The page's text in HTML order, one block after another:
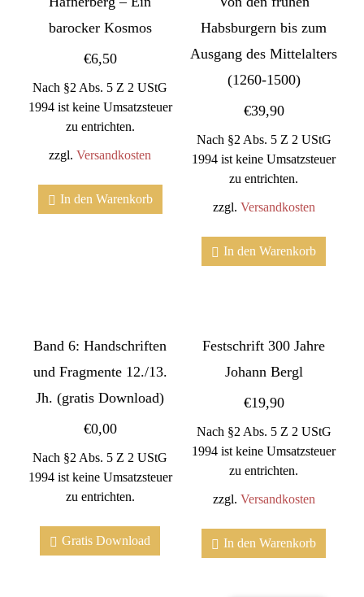
barocker Kosmos
€6,50
Nach §2 Abs. 5 Z 2 UStG
1994 ist keine Umsatzsteuer
zu entrichten.
zzgl.Versandkosten
In den Warenkorb
Habsburgern bis zum
Ausgang des Mittelalters
(1260-1500)
€39,90
Nach §2 Abs. 5 Z 2 UStG
1994 ist keine Umsatzsteuer
zu entrichten.
zzgl. Versandkosten
In den Warenkorb
Band 6: Handschriften
und Fragmente 12./13.
Jh. (gratis Download)
€0,00
Nach §2 Abs. 5 Z 2 UStG
1994 ist keine Umsatzsteuer
zu entrichten.
Gratis Download
Festschrift 300 Jahre
Johann Bergl
€19,90
Nach §2 Abs. 5 Z 2 UStG
1994 ist keine Umsatzsteuer
zu entrichten.
zzgl. Versandkosten
In den Warenkorb